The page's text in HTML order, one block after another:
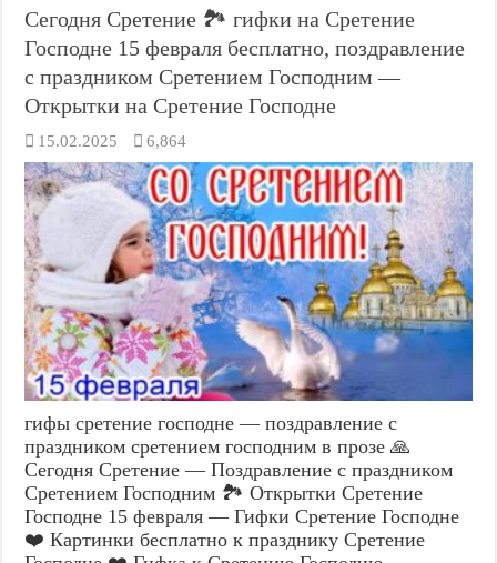
Сегодня Сретение 🏞️ гифки на Сретение
Господне 15 февраля бесплатно, поздравление
с праздником Сретением Господним —
Открытки на Сретение Господне
15.02.2025 6,864
гифы сретение господне — поздравление с
праздником сретением господним в прозе 🙏
Сегодня Сретение — Поздравление с праздником
Сретением Господним 🏞️ Открытки Сретение
Господне 15 февраля — Гифки Сретение Господне
❤️ Картинки бесплатно к празднику Сретение